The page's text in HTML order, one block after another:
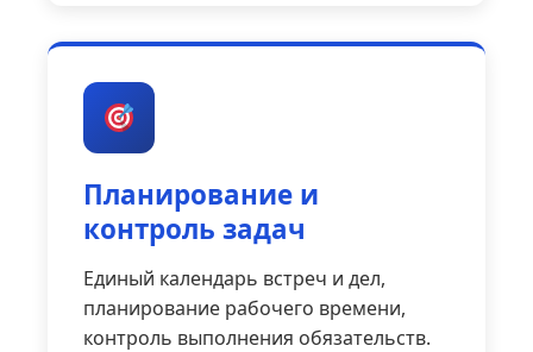
Планирование и
контроль задач
Единый календарь встреч и дел,
планирование рабочего времени,
контроль выполнения обязательств.